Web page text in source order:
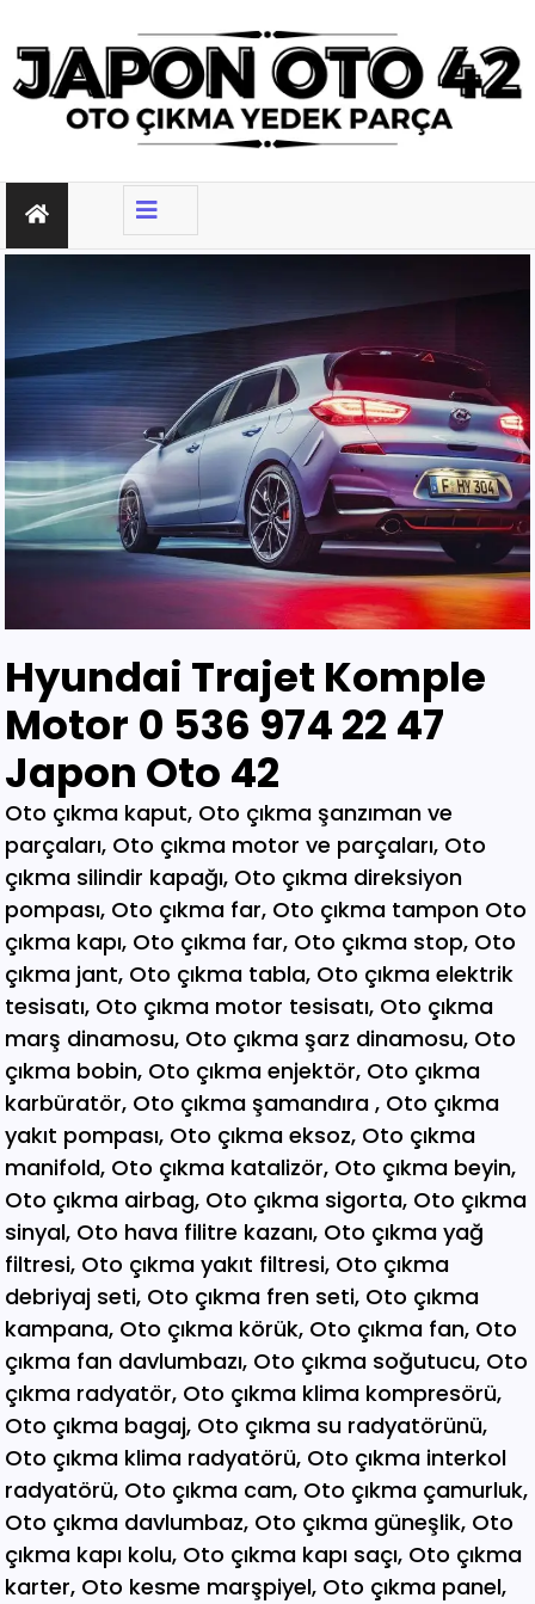
Hyundai Trajet Komple
Motor 0 536 974 22 47
Japon Oto 42
Oto çıkma kaput, Oto çıkma şanzıman ve parçaları, Oto çıkma motor ve parçaları, Oto çıkma silindir kapağı, Oto çıkma direksiyon pompası, Oto çıkma far, Oto çıkma tampon Oto çıkma kapı, Oto çıkma far, Oto çıkma stop, Oto çıkma jant, Oto çıkma tabla, Oto çıkma elektrik tesisatı, Oto çıkma motor tesisatı, Oto çıkma marş dinamosu, Oto çıkma şarz dinamosu, Oto çıkma bobin, Oto çıkma enjektör, Oto çıkma karbüratör, Oto çıkma şamandıra , Oto çıkma yakıt pompası, Oto çıkma eksoz, Oto çıkma manifold, Oto çıkma katalizör, Oto çıkma beyin, Oto çıkma airbag, Oto çıkma sigorta, Oto çıkma sinyal, Oto hava filitre kazanı, Oto çıkma yağ filtresi, Oto çıkma yakıt filtresi, Oto çıkma debriyaj seti, Oto çıkma fren seti, Oto çıkma kampana, Oto çıkma körük, Oto çıkma fan, Oto çıkma fan davlumbazı, Oto çıkma soğutucu, Oto çıkma radyatör, Oto çıkma klima kompresörü, Oto çıkma bagaj, Oto çıkma su radyatörünü, Oto çıkma klima radyatörü, Oto çıkma interkol radyatörü, Oto çıkma cam, Oto çıkma çamurluk, Oto çıkma davlumbaz, Oto çıkma güneşlik, Oto çıkma kapı kolu, Oto çıkma kapı saçı, Oto çıkma karter, Oto kesme marşpiyel, Oto çıkma panel, Oto çıkma panjur , Oto çıkma sunroof, Oto çıkma arka tampon, Oto çıkma ön tampon, Oto çıkma ayna, Oto çıkma amartisör, Oto çıkma el freni, Oto çıkma el fren tabancası, Oto çıkma direksiyon simidi, Oto çıkma koltuk, Oto çıkma vites topuzu, Oto çıkma göğüs, Oto çıkma torpido, Oto çıkma kilometre saati, Oto çıkma dingil, Oto çıkma blok, Oto çıkma motor bloğu, Oto çıkma krank, Oto çıkma eksantrik mili, Oto çıkma gaz kelebeği, Oto çıkma kompresör, Oto çıkma mafsal, Oto çıkma motor kulağı, Oto çıkma motor, Oto çıkma piston kolu, Oto çıkma segman, Oto çıkma rulman, Oto çıkma turbo, Oto çıkma yağ pompası, Oto çıkma şanzıman dişlisi, Oto çıkma mafsal, Oto çıkma sekromenç, Oto çıkma türbin, Oto çıkma volant, Oto çıkma aks, Oto çıkma akis, Oto çıkma direksiyon kutusu, Oto çıkma direksiyon mili, Oto çıkma helezyon yayı, Oto çıkma körük, Oto çıkma porya, Oto çıkma sis çerçevesi, Oto çıkma kapı menteşesi, Oto çıkma sis farı, Oto çıkma difaransiyel, Oto çıkma traves, Oto çıkma cam motoru, Oto çıkma sinyal, Oto çıkma cam düğmesi, Oto çıkma kapı döşemesi, Oto çıkma cam kirkosu, Oto çıkma kalorifer kutusu, Oto çıkma beşik, Oto çıkma filtre, Oto çıkma konsül, Oto çıkma tampon demiri, Oto çıkma kapı kilidi, Oto çıkma motor takozu, Oto çıkma kampana, Oto çıkma gösterge paneli, Oto çıkma taşıyıcı, Oto kesme tavan, Oto kesme marşpiyel, Oto kesme çamurluk, Oto kesme yarım arka, Oto çıkma hava akış metresi, Oto çıkma vestenhaouse, Oto çıkma vestibhouse, Oto çıkma park sensörü Oto çıkma kapı fitilleri, Oto çıkma cam düğmesi, Oto çıkma motor takozu, Oto çıkma vites topuzu, Oto çıkma far beyni, Oto çıkma motor beyni, Oto çıkma airbag beyni, Oto çıkma abs beyni, Oto çıkma şanzıman beyni, Oto parça, Oto çıkma yedek parça, Oto oto yedek parça, Oto sigorta kutusu, Oto çıkma su bidonu, Oto çıkma teyp, Oto çıkma cd çalar, Oto çıkma rölanti ayarlayıcı, Oto çıkma kolon kilidi, Oto çıkma kapı kilidi, Oto çıkma kapı iç açma kolu, Oto çıkma kapı çıtası, Oto çıkma tavan çıtası, Oto çıkma krank kasnağı, Oto çıkma eksantrik kasnağı, Oto çıkma alt travers, Oto çıkma arka dingil, Oto çıkma fren merkezi, Oto çıkma imop kutus, Oto çıkma sigorta tablası, Oto çıkma klima ekranı, Oto çıkma vakum, Oto çıkma orta havalandırma, Oto çıkma radyo ekranı, Oto çıkma yağ pompası, Oto çıkma şanzıman kulağı, Oto çıkma debriyaj bilyası, Oto çıkma direksiyon spotu, Oto çıkma direksiyon sargısı, Oto çıkma airbag sargısı, Oto çıkma tesisat kablosu, Oto çıkma klima paneli, Oto çıkma ön kapı, Oto çıkma arka kapı, Oto çıkma baskı balata, Oto çıkma volant, Oto çıkma yedek parça, Oto çıkma parça, Oto oto yedek parça, Oto parça, Çıkma parça, Oto çıkma parçaları, Çıkma parçaları, Oto yedek parça, Oto çıkma şanzıman, Oto çıkma hoparlör, Oto çıkma fren vakum, Oto çıkma map sensösrü, Oto çıkma cam silgi motoru, Oto çıkma cam silgi kolu, Oto çıkma flaşö, Oto çıkma vites levyesi, Oto çıkma turbo basınç Oto çıkma vestinghouse, Oto çıkma gaz pedalı, Oto çıkma su bidonu, Oto çıkma ganister, Oto çıkma tampon braketi, Oto çıkma çamurluk davlumbazı, Oto çıkma el fren teli, Oto çıkma şarj dinamosu, Oto çıkma biel kolu, Oto çıkma hava akış metresi, Oto çıkma eksoz sondası, Oto çıkma emme manifoldu, Oto çıkma fincan, Oto çıkma itici horozlar, Oto çıkma piyano mili, Oto çıkma vites halatı, Oto çıkma tavan döşemesi, Oto çıkma sanroof düğmesi, Oto çıkma sanroof camı, Oto çıkma tavan anteni, Oto çıkma kapı bantları, Oto çıkma kapı soketi, Oto çıkma kapı tesisatı, Oto çıkma koltuk ayar düğmesi, Oto çıkma kapı rayı, Oto çıkma şanzıman dişlisi, Oto çıkma reyil borusu, Oto çıkma buji kablosu, Oto çıkma yağ çubuğu, Oto çıkma distribitör kapağı, Oto çıkma termostat, Oto çıkma map sensörü, Oto çıkma motor kaputu, Oto çıkma kapı nikelajı, Oto çıkma tampon nikelajı, Oto çıkma fren disk, Oto çıkma debriyaj rulmanı, Oto çıkma karbüratör, Oto çıkma eksoz takozu, Oto çıkma körük, Oto çıkma cam su deposu, Oto çıkma genleşme kavanozu, Oto çıkma süspansiyon, Oto çıkma devirdaim hortumu, Oto çıkma travers, Oto çıkma yedek su deposu, Oto çıkma emme manifolt, Oto çıkma kaset çalar, Oto çıkma kapı bandı, Oto çıkma eksantrik horuzu, Oto çıkma xenon far beyni, Oto çıkma tampon ızgarası, Oto çıkma cd çalar, Oto çıkma yakıt deposu, Oto çıkma tampon kaplaması, Oto çıkma kaput mandalı, Oto çıkma el fren düğmesi, Oto çıkma dikiz aynası, Oto çıkma yarım motor, Oto çıkma turbo borusu, Oto çıkma dış ayna, Oto çıkma iç ayna, Oto çıkma tozluk kapağı, Oto çıkma tampon alt bagaliti, Oto çıkma toz kapağı, Oto çıkma parça ankara, Oto çıkma parça İstanbul, Oto çıkma parça adana, Oto çıkma parça elağzı, Oto çıkma parça izmir, Oto çıkma parça bursa, Oto çıkma parça Eskişehir, Oto çıkma parça kayseri, Oto çıkma parça Diyarbakır, Oto çıkma parça Şanlıurfa, Oto çıkma parça,Gaziantep Oto çıkma parça ağrı, Oto çıkma parça konya, Oto çıkma parça Yozgat, Oto çıkma parça Nevşehir, Oto çıkma parça Niğde, Oto çıkma parça Antaly, Oto çıkma parça malatya, Oto çıkma parça mardin, Oto çıkma parça van, Oto çıkma parça hakkari, Oto çıkma parça,Erzurum Oto çıkma parça sivas, Oto çıkma parça Trabzon, Oto çıkma parça çorum, Oto çıkma parça samsun, Oto çıkma parça bolu, Oto çıkma parça afyon, Oto parça, Oto yedek parça, Oto oto yedek parça, Oto parçaları, Oto çıkmacı,yıldız sanayi sitesi ostim,otomobil yedek parça, çıkma parça oto yedek parça, Oto çıkma parça Oto parça, Oto çıkma parça , çıkma Oto parça,Adana Oto Çıkma Parça , Adıyaman Oto Çıkma Parça Afyon Oto Çıkma Parça Ağrı Oto Çıkma Parça Aksaray Oto Çıkma Parça Amasya Oto Çıkma Parça Ankara Oto Çıkma Parça Antalya Oto Çıkma Parça Ardahan Oto Çıkma Parça Artvin Oto Çıkma Parça Aydın Oto Çıkma Parça Balıkesir Oto Çıkma Parça Bartın Oto Çıkma Parça Batman Oto Çıkma Parça Bayburt Oto Çıkma Parça Bilecik Oto Çıkma Parça Bingöl Oto Çıkma Parça Bitlis Oto Çıkma Parça Bolu Oto Çıkma Parça Bursa Oto Çıkma Parça Çanakkale Oto Çıkma Parça Çankırı Oto Çıkma Parça Çorum Oto Çıkma Parça Denizli Oto Çıkma Parça Diyarbakır Oto Çıkma Parça Düzce Oto Çıkma Parça Edirne Oto Çıkma Parça Elazığ Oto Çıkma Parça Erzincan Oto Çıkma Parça Erzurum Oto Çıkma Parça Eskişehir Oto Çıkma Parça Gaziantep Oto Çıkma Parça Giresun Oto Çıkma Parça Gümüşhane Oto Çıkma Parça Hakkari Oto Çıkma Parça Hatay Oto Çıkma Parça Iğdır Oto Çıkma Parça Isparta Oto Çıkma Parça İstanbul Oto Çıkma Parça İzmir Oto Çıkma Parça Kahramanmaraş Oto Çıkma Karabük Oto Çıkma Parça Karaman Oto Çıkma Parça Kars Oto Çıkma Parça Kastamonu Oto Çıkma Parça Kayseri Oto Çıkma Parça Kilis Oto Çıkma Parça Kırıkkale Oto Çıkma Parça Kırklareli Oto Çıkma Parça Kırşehir Oto Çıkma Parça Kocaeli Oto Çıkma Parça Konya Oto Çıkma Parça Kütahya Oto Çıkma Parça Malatya Oto Çıkma Parça Manisa Yedek Parça Mardin Oto Çıkma Parça Mersin Oto Çıkma Parça Muğla Oto Çıkma Parça Nevşehir Oto Çıkma Parça Niğde Oto Çıkma Parça Ordu Oto Çıkma Parça Osmaniye Oto Çıkma Parça Rize Oto Çıkma Parça Sakarya Oto Çıkma Parça Samsun Oto Çıkma Parça Şanlıurfa Oto Çıkma Parça Siirt Oto Çıkma Parça Sinop Oto Çıkma Parça Şırnak Oto Çıkma Parça Sivas Oto Çıkma Parça Oto Çıkma Parça Tekirdağ Oto Çıkma Parça Tokat Oto Çıkma Parça Trabzon Oto Çıkma Parça Tunceli Oto Çıkma Parça Uşak Oto Çıkma Parça Van Oto Çıkma Parça Yalova Oto Çıkma Parça Yozgat Oto Çıkma Parça Zonguldak Oto Çıkma Parça Online Oto Çıkma Parça Düzce Oto Çıkma Parça Osmaniye Oto Çıkma Parça Kilis Oto Çıkma Parça Karabük Oto Çıkma Parça Yalova Oto Çıkma Parça Iğdır Oto Çıkma Parça Ardahan Oto Çıkma Parça Bartın Oto Çıkma Parça Şırnak Oto Çıkma Parça Adana Oto Çıkma yedek Parça Adıyaman Oto Çıkma yedek Afyon Oto Çıkma yedek Parça Ağrı Oto Çıkma yedek Parça Aksaray Oto Çıkma yedek Parça Amasya Oto Çıkma yedek Parça Ankara Oto Çıkma yedek Parça Antalya Oto Çıkma yedek Parça Ardahan Oto Çıkma yedek Parça Artvin Oto Çıkma yedek Parça Aydın Oto Çıkma yedek Parça Balıkesir Oto Çıkma yedek Parça Bartın Oto Çıkma yedek Parça Batman Oto Çıkma yedek Parça Bayburt Oto Çıkma yedek Parça Bilecik Oto Çıkma yedek Parça Bingöl Oto Çıkma yedek Parça Bitlis Oto Çıkma yedek Parça Bolu Oto Çıkma yedek Parça Bursa Oto Çıkma yedek Parça Çanakkale Oto Çıkma yedek Çankırı Oto Çıkma yedek Parça Çorum Oto Çıkma yedek Parça Denizli Oto Çıkma yedek Parça Diyarbakır Oto Çıkma yedek Düzce Oto Çıkma yedek Parça Edirne Oto Çıkma yedek Parça Elazığ Oto Çıkma yedek Parça Erzincan Oto Çıkma yedek Parça Erzurum Oto Çıkma yedek Parça Eskişehir Oto Çıkma yedek Parça Gaziantep Oto Çıkma yedek Giresun Oto Çıkma yedek Parça Gümüşhane Oto Çıkma yedek Hakkari Oto Çıkma yedek Parça Hatay Oto Çıkma yedek Parça Iğdır Oto Çıkma yedek Parça Isparta Oto Çıkma yedek Parça İstanbul Oto Çıkma yedek Parça İzmir Oto Çıkma yedek Parça Kahramanmaraş Oto Çıkma Karabük Oto Çıkma yedek Parça Karaman Oto Çıkma yedek Parça Kars Oto Çıkma yedek Parça Kastamonu Oto Çıkma yedek Kayseri Oto Çıkma yedek Parça Kilis Oto Çıkma yedek Parça Oto Çıkma Şarj Dinamosu, Oto Çıkma Taban Döşemeleri, Tekirdağ O